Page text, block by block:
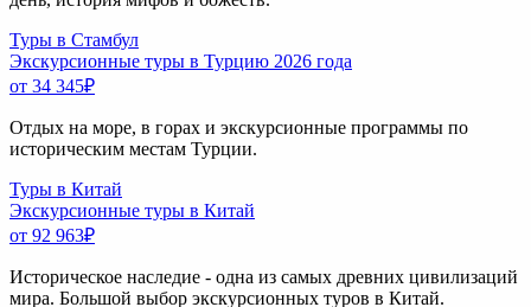
Туры в Стамбул
Экскурсионные туры в Турцию 2026 года
от 34 345₽
Отдых на море, в горах и экскурсионные программы по
историческим местам Турции.
Туры в Китай
Экскурсионные туры в Китай
от 92 963₽
Историческое наследие - одна из самых древних цивилизаций
мира. Большой выбор экскурсионных туров в Китай.